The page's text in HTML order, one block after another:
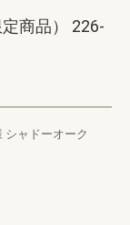
商品） 226-
シャドーオーク